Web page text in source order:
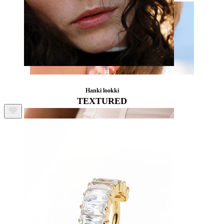
Hanki lookki
TEXTURED